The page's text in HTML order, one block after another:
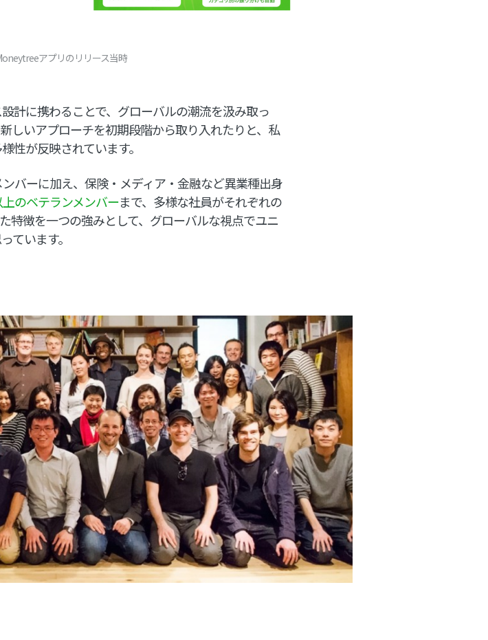
アプリのリリース当時
計に携わることで、グローバルの潮流を汲み取っ
しいアプローチを初期段階から取り入れたりと、私
性が反映されています。
バーに加え、保険・メディア・金融など異業種出身
のベテランメンバーまで、多様な社員がそれぞれの
特徴を一つの強みとして、グローバルな視点でユニ
ています。